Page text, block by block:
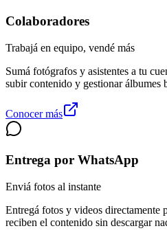
Colaboradores
Trabajá en equipo, vendé más
Sumá fotógrafos y asistentes a tu
subir contenido y gestionar álbumes
Conocer más
Entrega por WhatsApp
Enviá fotos al instante
Entregá fotos y videos directamente
reciben el contenido sin descargar